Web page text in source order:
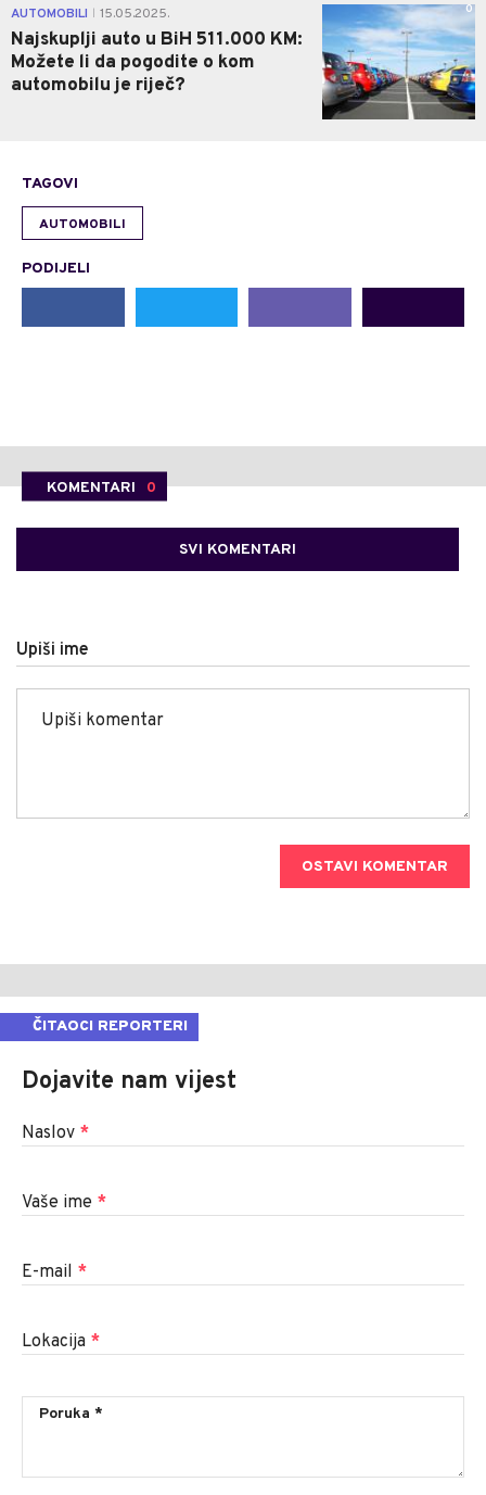
AUTOMOBILI 15.05.2025.
Najskuplji auto u BiH 511.000 KM:
Možete li da pogodite o kom
automobilu je riječ?
0
TAGOVI
AUTOMOBILI
PODIJELI
KOMENTARI 0
SVI KOMENTARI
Upiši ime
OSTAVI KOMENTAR
ČITAOCI REPORTERI
Dojavite nam vijest
Naslov *
Vaše ime *
E-mail *
Lokacija *